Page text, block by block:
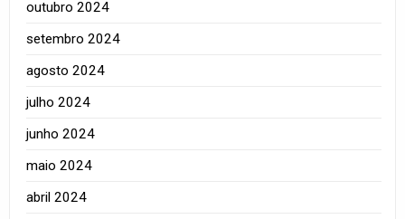
outubro 2024
setembro 2024
agosto 2024
julho 2024
junho 2024
maio 2024
abril 2024